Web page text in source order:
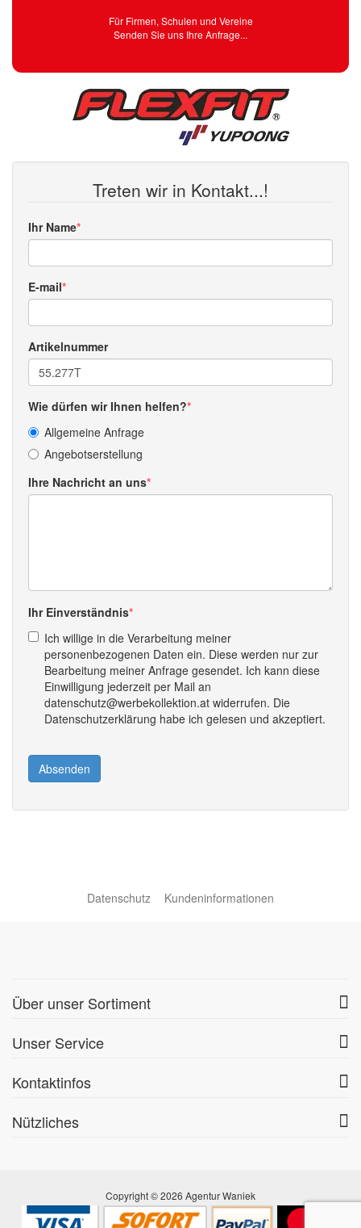
Für Firmen, Schulen und Vereine
Senden Sie uns Ihre Anfrage...
Treten wir in Kontakt...!
Ihr Name
E-mail
Artikelnummer
Wie dürfen wir Ihnen helfen?
Allgemeine Anfrage
Angebotserstellung
Ihre Nachricht an uns
Ihr Einverständnis
Ich willige in die Verarbeitung meiner
personenbezogenen Daten ein. Diese werden nur zur
Bearbeitung meiner Anfrage gesendet. Ich kann diese
Einwilligung jederzeit per Mail an
datenschutz@werbekollektion.at widerrufen. Die
Datenschutzerklärung habe ich gelesen und akzeptiert.
Absenden
Datenschutz Kundeninformationen
Über unser Sortiment
Unser Service
Kontaktinfos
Nützliches
Copyright © 2026 Agentur Waniek